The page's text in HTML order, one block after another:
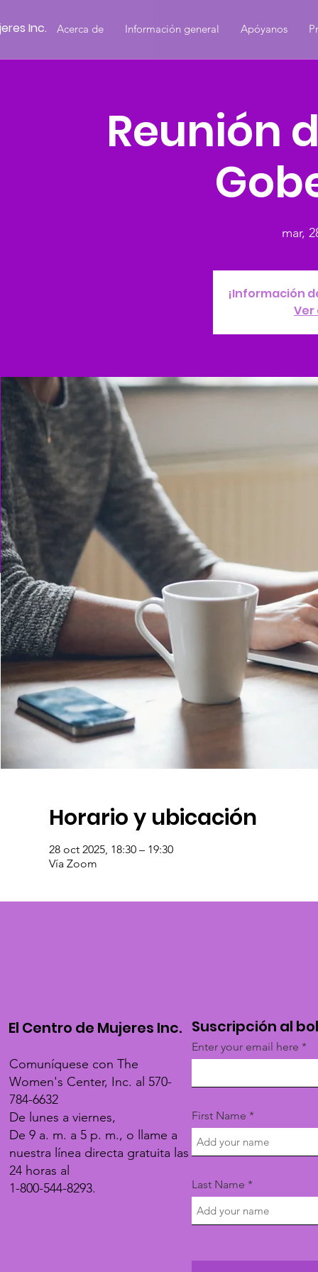
Acerca de Información general Apóyanos
Inc.
Reunión
mar,
¡Información
Horario y ubicación
28 oct 2025, 18:30 – 19:30
Vía Zoom
El Centro de Mujeres Inc.
Comuníquese con The
Women's Center, Inc. al 570-
784-6632
De lunes a viernes,
De 9 a. m. a 5 p. m., o llame a
nuestra línea directa gratuita las
24 horas al
1-800-544-8293.
Suscripción al
Enter your email here
First Name
Last Name